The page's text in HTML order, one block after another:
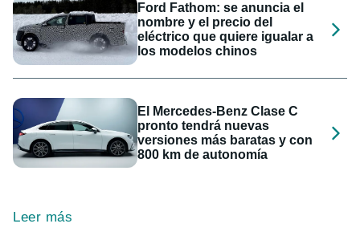
Ford Fathom: se anuncia el
nombre y el precio del
eléctrico que quiere igualar a
los modelos chinos
El Mercedes-Benz Clase C
pronto tendrá nuevas
versiones más baratas y con
800 km de autonomía
Leer más